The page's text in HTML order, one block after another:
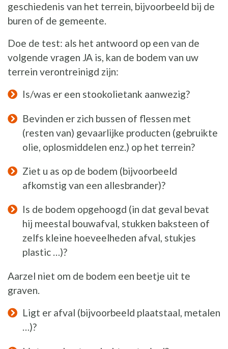
geschiedenis van het terrein, bijvoorbeeld bij de
buren of de gemeente.
Doe de test: als het antwoord op een van de
volgende vragen JA is, kan de bodem van uw
terrein verontreinigd zijn:
Is/was er een stookolietank aanwezig?
Bevinden er zich bussen of flessen met
(resten van) gevaarlijke producten (gebruikte
olie, oplosmiddelen enz.) op het terrein?
Ziet u as op de bodem (bijvoorbeeld
afkomstig van een allesbrander)?
Is de bodem opgehoogd (in dat geval bevat
hij meestal bouwafval, stukken baksteen of
zelfs kleine hoeveelheden afval, stukjes
plastic …)?
Aarzel niet om de bodem een beetje uit te
graven.
Ligt er afval (bijvoorbeeld plaatstaal, metalen
…)?